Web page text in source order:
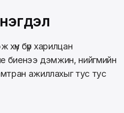
бүр харилцан
биенээ дэмжин, нийгмийн
ажиллахыг тус тус